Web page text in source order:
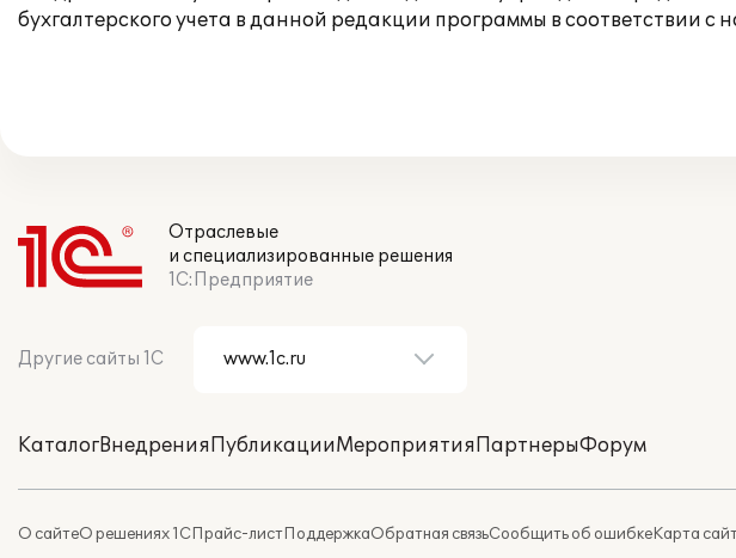
бухгалтерского учета в данной редакции программы в соответствии с
Отраслевые
и специализированные решения
1С:Предприятие
Другие сайты 1С
КаталогВнедренияПубликацииМероприятияПартнерыФорум
О сайтеО решениях 1СПрайс-листПоддержкаОбратная связьСообщить об ошибкеКарта